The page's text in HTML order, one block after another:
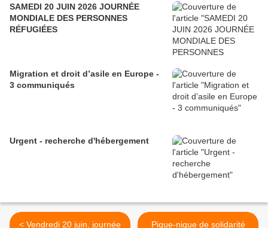
SAMEDI 20 JUIN 2026 JOURNÉE
MONDIALE DES PERSONNES
RÉFUGIÉES
Migration et droit d’asile en Europe -
3 communiqués
Urgent - recherche d'hébergement
< Vendredi 20 juin, journée
Pique-nique de solidarité